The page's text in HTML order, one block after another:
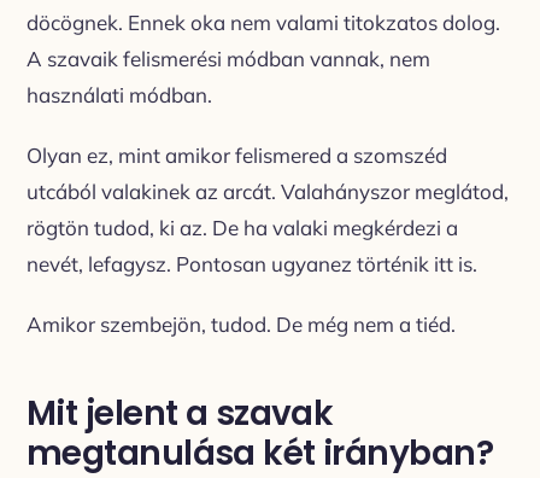
döcögnek. Ennek oka nem valami titokzatos dolog.
A szavaik felismerési módban vannak, nem
használati módban.
Olyan ez, mint amikor felismered a szomszéd
utcából valakinek az arcát. Valahányszor meglátod,
rögtön tudod, ki az. De ha valaki megkérdezi a
nevét, lefagysz. Pontosan ugyanez történik itt is.
Amikor szembejön, tudod. De még nem a tiéd.
Mit jelent a szavak
megtanulása két irányban?